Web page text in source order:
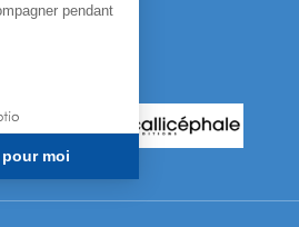
pendant
pour moi